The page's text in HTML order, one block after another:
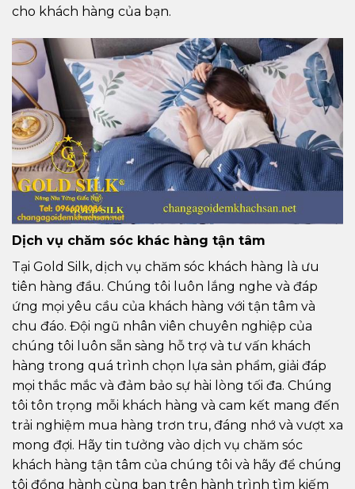
cho khách hàng của bạn.
Dịch vụ chăm sóc khác hàng tận tâm
Tại Gold Silk, dịch vụ chăm sóc khách hàng là ưu
tiên hàng đầu. Chúng tôi luôn lắng nghe và đáp
ứng mọi yêu cầu của khách hàng với tận tâm và
chu đáo. Đội ngũ nhân viên chuyên nghiệp của
chúng tôi luôn sẵn sàng hỗ trợ và tư vấn khách
hàng trong quá trình chọn lựa sản phẩm, giải đáp
mọi thắc mắc và đảm bảo sự hài lòng tối đa. Chúng
tôi tôn trọng mỗi khách hàng và cam kết mang đến
trải nghiệm mua hàng trơn tru, đáng nhớ và vượt xa
mong đợi. Hãy tin tưởng vào dịch vụ chăm sóc
khách hàng tận tâm của chúng tôi và hãy để chúng
tôi đồng hành cùng bạn trên hành trình tìm kiếm